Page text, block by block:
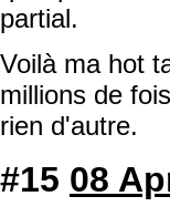
partial.
Voilà ma hot
millions de
rien d'autre.
#15 08